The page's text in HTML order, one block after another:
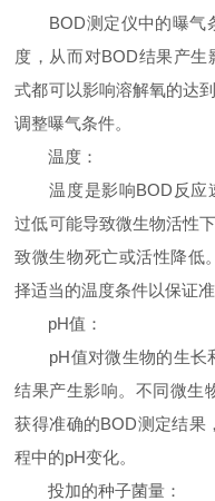
BOD测定仪中的曝气
度，从而对BOD结果产
式都可以影响溶解氧的达
调整曝气条件。
温度：
温度是影响BOD反应
过低可能导致微生物活性
致微生物死亡或活性降低
择适当的温度条件以保证准
pH值：
pH值对微生物的生长
结果产生影响。不同微生
获得准确的BOD测定结果
程中的pH变化。
投加的种子菌量：